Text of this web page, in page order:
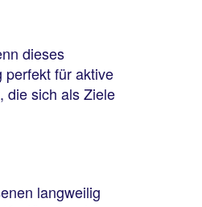
dieses
perfekt für aktive
die sich als Ziele
langweilig